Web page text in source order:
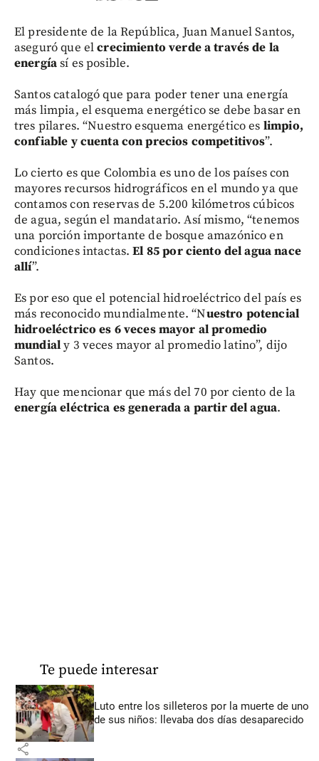
El presidente de la República, Juan Manuel Santos,
aseguró que elcrecimiento verde a través de la
energíasí es posible.
Santos catalogó que para poder tener una energía
más limpia, el esquema energético se debe basar en
tres pilares. “Nuestro esquema energético es limpio,
confiable y cuenta con precios competitivos”.
Lo cierto es que Colombia es uno de los países con
mayores recursos hidrográficos en el mundo ya que
contamos con reservas de 5.200 kilómetros cúbicos
de agua, según el mandatario. Así mismo, “tenemos
una porción importante de bosque amazónico en
condiciones intactas.El 85 por ciento del agua nace
allí”.
Es por eso que el potencial hidroeléctrico del país es
más reconocido mundialmente. “Nuestro potencial
hidroeléctrico es 6 veces mayor al promedio
mundialy 3 veces mayor al promedio latino”, dijo
Santos.
Hay que mencionar que más del 70 por ciento de la
energía eléctrica es generada a partir del agua.
Te puede interesar
Luto entre los silleteros por la muerte de uno
de sus niños: llevaba dos días desaparecido
share